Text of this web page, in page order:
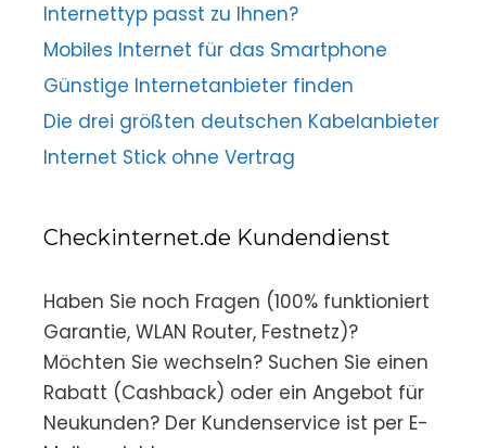
Internettyp passt zu Ihnen?
Mobiles Internet für das Smartphone
Günstige Internetanbieter finden
Die drei größten deutschen Kabelanbieter
Internet Stick ohne Vertrag
Checkinternet.de Kundendienst
Haben Sie noch Fragen (100% funktioniert
Garantie, WLAN Router, Festnetz)?
Möchten Sie wechseln? Suchen Sie einen
Rabatt (Cashback) oder ein Angebot für
Neukunden? Der Kundenservice ist per E-